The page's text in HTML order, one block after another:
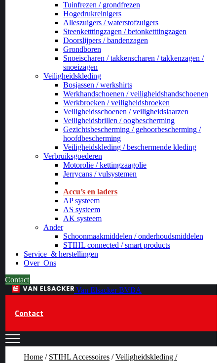
Tuinfrezen / grondfrezen
Hogedrukreinigers
Alleszuigers / waterstofzuigers
Steenketttingzagen / betonketttingzagen
Doorslijpers / bandenzagen
Grondboren
Snoeischaren / takkenscharen / takkenzagen /
snoeizagen
Veiligheidskleding
Bosjassen / werkshirts
Werkhandschoenen / veiligheidshandschoenen
Werkbroeken / veiligheidsbroeken
Veiligheidsschoenen / veiligheidslaarzen
Veiligheidsbrillen / oogbescherming
Gezichtsbescherming / gehoorbescherming /
hoofdbescherming
Veiligheidskleding / beschermende kleding
Verbruiksgoederen
Motorolie / kettingzaagolie
Jerrycans / vulsystemen
Accu’s en laders
AP systeem
AS systeem
AK systeem
Ander
Schoonmaakmiddelen / onderhoudsmiddelen
STIHL connected / smart products
Service & herstellingen
Over Ons
Contact
Van Elsacker BVBA
Contact
Home / STIHL Accessoires /Veiligheidskleding /